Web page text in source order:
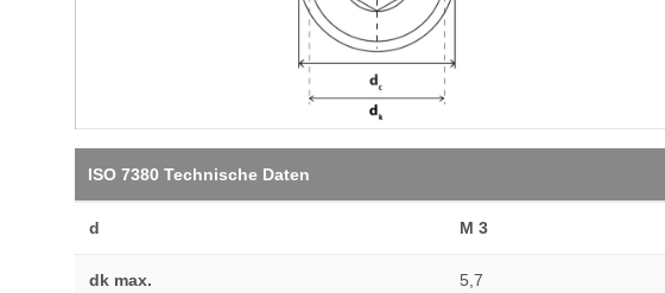
ISO 7380 Technische Daten
d M 3
dk max. 5,7